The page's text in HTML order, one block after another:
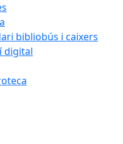
bibliobús i caixers
digital